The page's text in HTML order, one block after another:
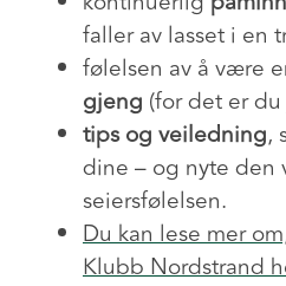
faller av lasset i en
følelsen av å være
gjeng (for det er du
tips og veiledning,
dine – og nyte den
seiersfølelsen.
Du kan lese mer
Klubb Nordstrand